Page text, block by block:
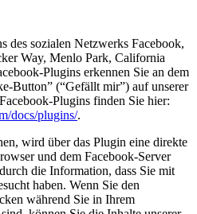
des sozialen Netzwerks Facebook,
Way, Menlo Park, California
Plugins erkennen Sie an dem
Button” (“Gefällt mir”) auf unserer
Plugins finden Sie hier:
docs/plugins/.
wird über das Plugin eine direkte
und dem Facebook-Server
die Information, dass Sie mit
haben. Wenn Sie den
während Sie in Ihrem